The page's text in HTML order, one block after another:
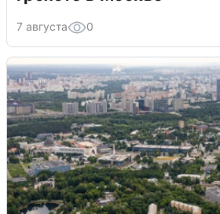
7 августа 0